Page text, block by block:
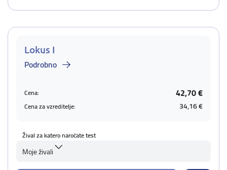
Lokus I
Podrobno
Cena: 42,70 €
Cena za vzreditelje: 34,16 €
Žival za katero naročate test
Moje živali